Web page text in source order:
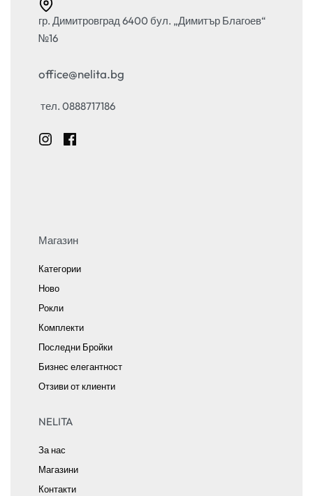
гр. Димитровград 6400 бул. „Димитър Благоев“
№16
office@nelita.bg
тел. 0888717186
Магазин
Категории
Ново
Рокли
Комплекти
Последни Бройки
Бизнес елегантност
Отзиви от клиенти
NELITA
За нас
Магазини
Контакти